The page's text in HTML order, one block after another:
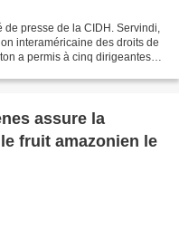
presse de la CIDH. Servindi,
interaméricaine des droits de
a permis à cinq dirigeantes
assure la
fruit amazonien le